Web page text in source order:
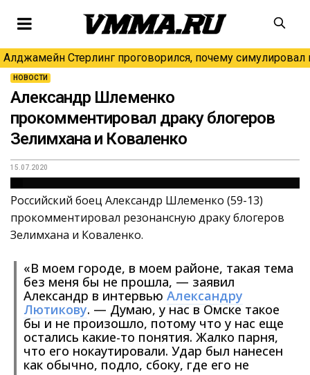
Алджамейн Стерлинг проговорился, почему симулировал
НОВОСТИ
Александр Шлеменко
прокомментировал драку блогеров
Зелимхана и Коваленко
15.07.2020
Российский боец Александр Шлеменко (59-13)
прокомментировал резонансную драку блогеров
Зелимхана и Коваленко.
«В моем городе, в моем районе, такая тема
без меня бы не прошла, — заявил
Александр в интервью Александру
Лютикову. — Думаю, у нас в Омске такое
бы и не произошло, потому что у нас еще
остались какие-то понятия. Жалко парня,
что его нокаутировали. Удар был нанесен
как обычно, подло, сбоку, где его не